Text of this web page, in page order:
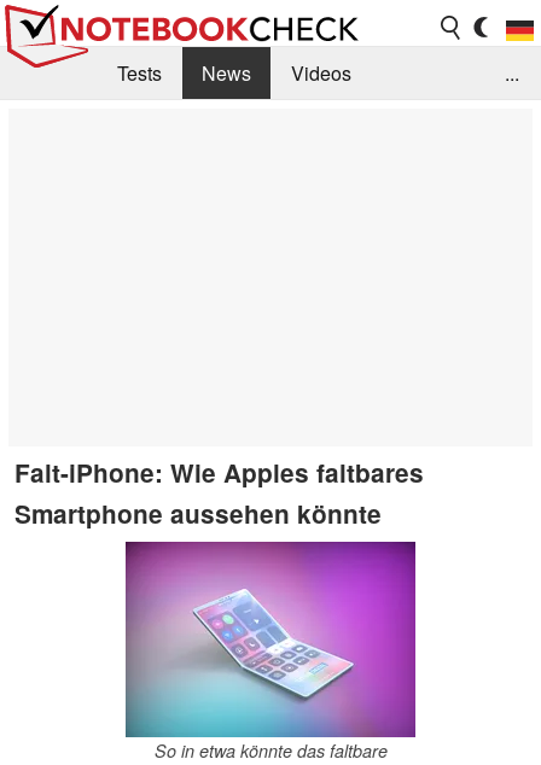
Tests News
Videos
...
Falt-iPhone: Wie Apples faltbares
Smartphone aussehen könnte
So in etwa könnte das faltbare